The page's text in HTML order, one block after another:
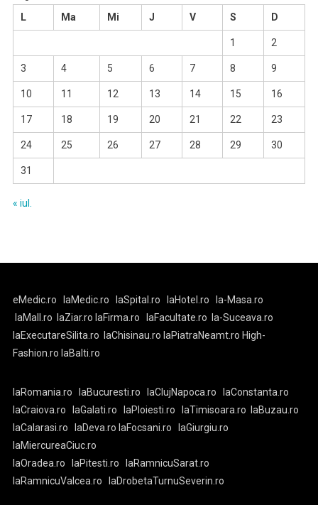
L
Ma Mi J V S D
1 2
3 4 5 6 7 8 9
10 11 12 13 14 15 16
17 18 19 20 21 22 23
24 25 26 27 28 29 30
31
« iul.
eMedic.ro laMedic.ro laSpital.ro laHotel.ro
la-Masa.ro
laMall.ro laZiar.rolaFirma.ro laFacultate.ro la-Suceava.ro
laExecutareSilita.ro laChisinau.ro laPiatraNeamt.ro High-
Fashion.ro laBalti.ro
laRomania.ro laBucuresti.ro laClujNapoca.ro
laConstanta.ro
laCraiova.ro
laGalati.ro laPloiesti.ro laTimisoara.ro laBuzau.ro
laCalarasi.ro
laDeva.ro laFocsani.ro
laGiurgiu.ro
laMiercureaCiuc.ro
laOradea.ro
laPitesti.ro
laRamnicuSarat.ro
laRamnicuValcea.ro
laDrobetaTurnuSeverin.ro